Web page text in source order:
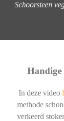
Schoorsteen
Handige
In deze video
methode
verkeerd